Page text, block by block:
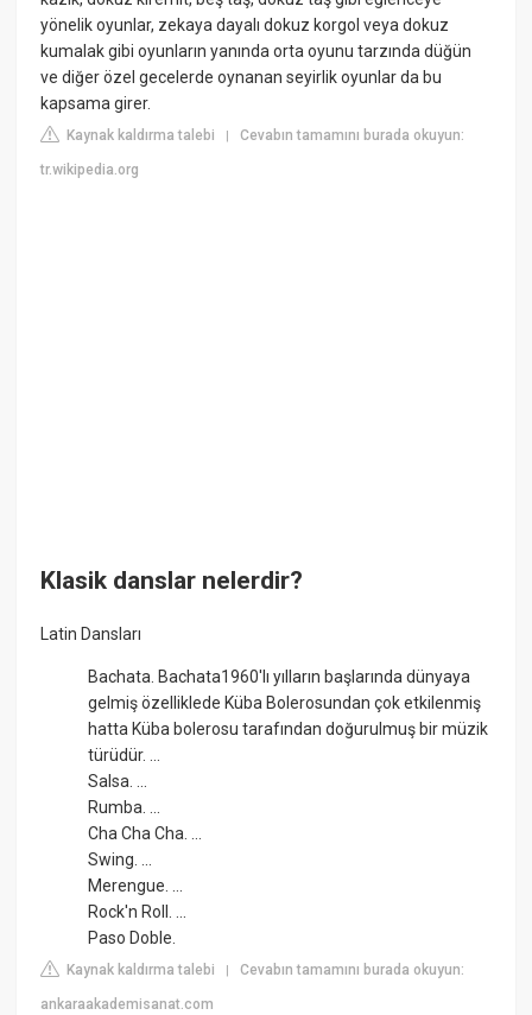
yönelik oyunlar, zekaya dayalı dokuz korgol veya dokuz
kumalak gibi oyunların yanında orta oyunu tarzında düğün
ve diğer özel gecelerde oynanan seyirlik oyunlar da bu
kapsama girer.
Kaynak kaldırma talebi |Cevabın tamamını burada okuyun:
tr.wikipedia.org
Klasik danslar nelerdir?
Latin Dansları
Bachata. Bachata1960'lı yılların başlarında dünyaya
gelmiş özelliklede Küba Bolerosundan çok etkilenmiş
hatta Küba bolerosu tarafından doğurulmuş bir müzik
türüdür. ...
Salsa. ...
Rumba. ...
Cha Cha Cha. ...
Swing. ...
Merengue. ...
Rock'n Roll. ...
Paso Doble.
Kaynak kaldırma talebi |Cevabın tamamını burada okuyun:
ankaraakademisanat.com